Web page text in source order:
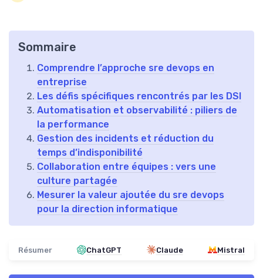
Sommaire
Comprendre l’approche sre devops en
entreprise
Les défis spécifiques rencontrés par les DSI
Automatisation et observabilité : piliers de
la performance
Gestion des incidents et réduction du
temps d’indisponibilité
Collaboration entre équipes : vers une
culture partagée
Mesurer la valeur ajoutée du sre devops
pour la direction informatique
Résumer ChatGPT Claude Mistral